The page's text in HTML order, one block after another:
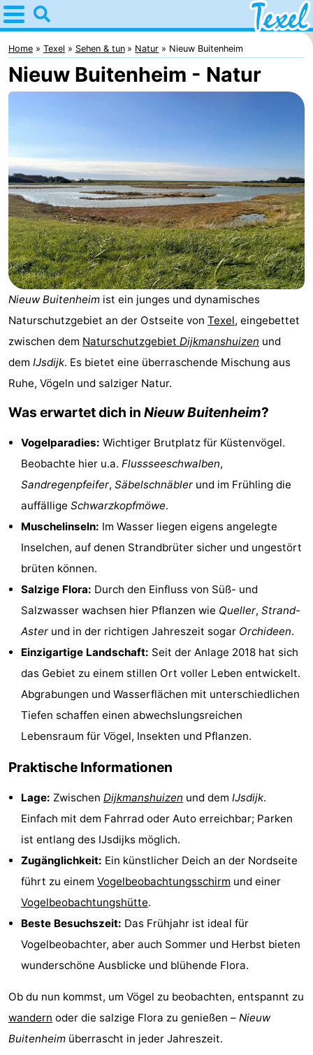
Home
Texel
Tipps
-
Den
Burg
-
Den
Hoorn
-
De
Cocksdorp
-
De
-
De
-
Oosterend
Natur
Aussichtspunkte
Appartements
Bosch
Zee
Vlijt
Hoeve
Holland
Land
en
Zeezicht
Strandhuys
Strandplevier
Campingplätze
Ferienhäuser
-
't
Eibernest
-
Hoogelandt
Beach
Park
Texel
-
Buytenveldt
De
-
EuroParcs
Texel
Kustpark
Texel
-
Sluftervallei
-
Home Texel Sehen & tun Natur Nieuw Buitenheim
Nieuw Buitenheim - Natur
Nieuw Buitenheim ist ein junges und dynamisches
Naturschutzgebiet an der Ostseite von Texel, eingebettet
zwischen dem Naturschutzgebiet Dijkmanshuizen und
dem IJsdijk. Es bietet eine überraschende Mischung aus
Ruhe, Vögeln und salziger Natur.
Was erwartet dich in Nieuw Buitenheim?
Vogelparadies: Wichtiger Brutplatz für Küstenvögel.
Beobachte hier u.a. Flussseeschwalben,
Sandregenpfeifer, Säbelschnäbler und im Frühling die
auffällige Schwarzkopfmöwe.
Muschelinseln: Im Wasser liegen eigens angelegte
Inselchen, auf denen Strandbrüter sicher und ungestört
brüten können.
Salzige Flora: Durch den Einfluss von Süß- und
Salzwasser wachsen hier Pflanzen wie Queller, Strand-
Aster und in der richtigen Jahreszeit sogar Orchideen.
Einzigartige Landschaft: Seit der Anlage 2018 hat sich
das Gebiet zu einem stillen Ort voller Leben entwickelt.
Abgrabungen und Wasserflächen mit unterschiedlichen
Tiefen schaffen einen abwechslungsreichen
Lebensraum für Vögel, Insekten und Pflanzen.
Praktische Informationen
Lage: Zwischen Dijkmanshuizen und dem IJsdijk.
Einfach mit dem Fahrrad oder Auto erreichbar; Parken
ist entlang des IJsdijks möglich.
Zugänglichkeit: Ein künstlicher Deich an der Nordseite
führt zu einem Vogelbeobachtungsschirm und einer
Vogelbeobachtungshütte.
Beste Besuchszeit: Das Frühjahr ist ideal für
Vogelbeobachter, aber auch Sommer und Herbst bieten
wunderschöne Ausblicke und blühende Flora.
Ob du nun kommst, um Vögel zu beobachten, entspannt zu
wandern oder die salzige Flora zu genießen – Nieuw
Buitenheim überrascht in jeder Jahreszeit.